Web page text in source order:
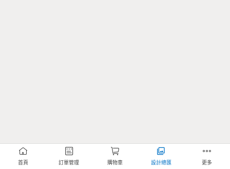
首頁 訂單管理 購物車 設計總匯 更多